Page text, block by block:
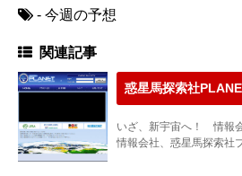
- 今週の予想
関連記事
惑星馬探索社
いざ、新宇宙へ！ 情報
情報会社、惑星馬探索社